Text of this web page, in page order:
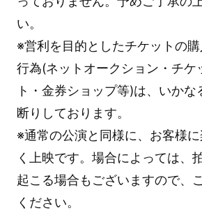
い。
※営利を目的としたチケットの
行為(ネットオークション・チケ
ト・金券ショップ等)は、いかな
断りしております。
※通常の公演と同様に、お客様
く上映です。場合によっては、
起こる場合もございますので、
ください。